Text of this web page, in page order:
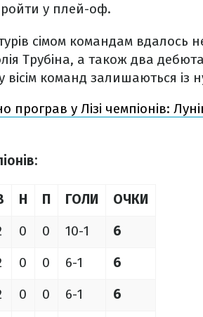
у плей-оф.
сімом командам вдалось
Трубіна, а також два
вісім команд залишаються із
програв у Лізі чемпіонів:
Н П ГОЛИ
ОЧКИ
0 0 10-1
6
0 0 6-1
6
0 0 6-1
6